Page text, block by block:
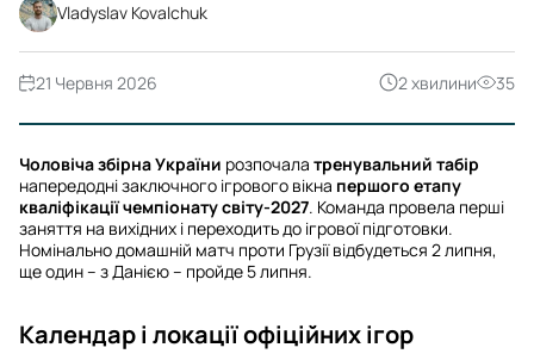
Vladyslav Kovalchuk
2 хвилини 35
21 Червня 2026
Чоловіча збірна України розпочала тренувальний табір
напередодні заключного ігрового вікна першого етапу
кваліфікації чемпіонату світу-2027. Команда провела перші
заняття на вихідних і переходить до ігрової підготовки.
Номінально домашній матч проти Грузії відбудеться 2 липня,
ще один – з Данією – пройде 5 липня.
Календар і локації офіційних ігор